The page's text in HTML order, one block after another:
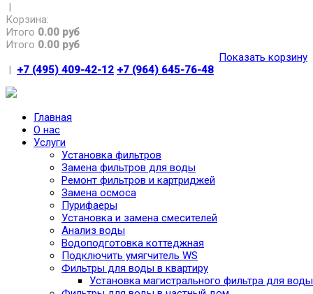
|
Корзина:
Итого 0.00 руб
Итого 0.00 руб
Показать корзину
| +7 (495) 409-42-12 +7 (964) 645-76-48
Главная
О нас
Услуги
Установка фильтров
Замена фильтров для воды
Ремонт фильтров и картриджей
Замена осмоса
Пурифаеры
Установка и замена смесителей
Анализ воды
Водоподготовка коттеджная
Подключить умягчитель WS
Фильтры для воды в квартиру
Установка магистрального фильтра для воды